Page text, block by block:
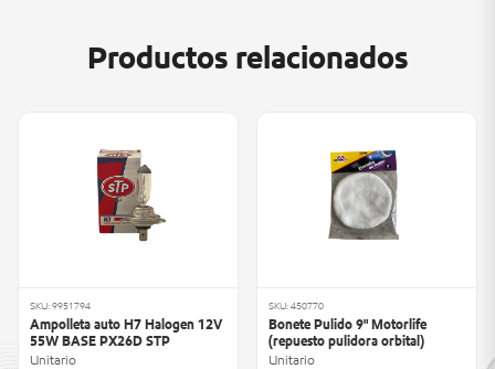
Productos relacionados
SKU: 9951794
Ampolleta auto H7 Halogen 12V
55W BASE PX26D STP
Unitario
SKU: 450770
Bonete Pulido 9" Motorlife
(repuesto pulidora orbital)
Unitario